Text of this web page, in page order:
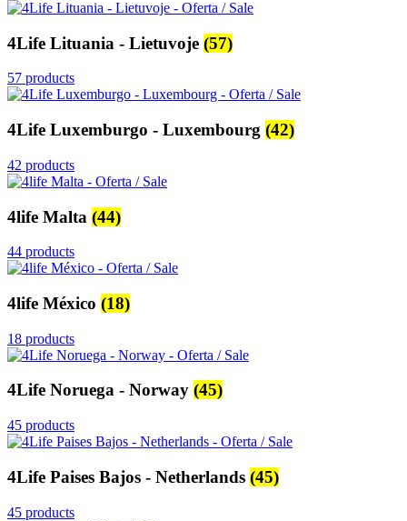
4Life Lituania - Lietuvoje (57)
57 products
4Life Luxemburgo - Luxembourg (42)
42 products
4life Malta (44)
44 products
4life México (18)
18 products
4Life Noruega - Norway (45)
45 products
4Life Paises Bajos - Netherlands (45)
45 products